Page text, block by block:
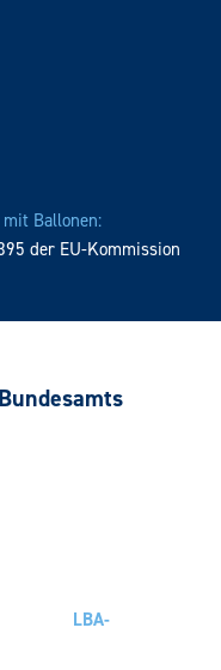
Ballonen:
der EU-Kommission
LBA-